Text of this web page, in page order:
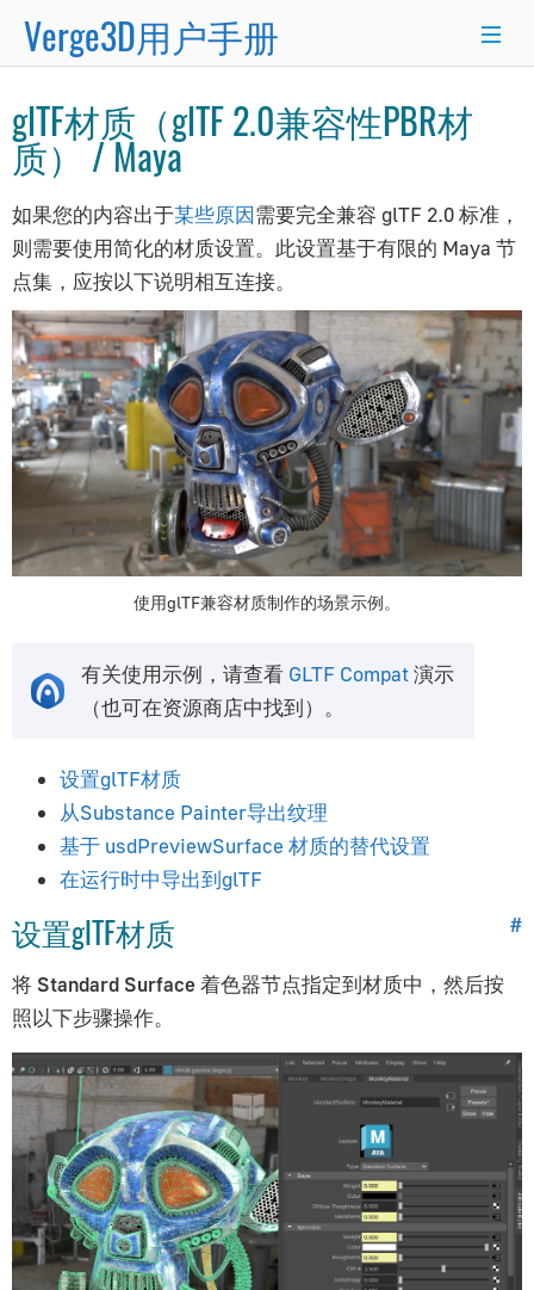
Verge3D用户手册
Blender 3ds Max Maya
入门指南
新手入门
工作流程
应用管理器
拼图编辑器
功能特性
项目结构
版本更新
常见问题
通用专题
资产压缩
纹理压缩
文本渲染
AR/VR开发
物理系统指南
个性化Verge3D应用
使用JavaScript
创建桌面应用
创建移动应用
创建一个基于SCORM的电子学习应用
性能瓶颈
硬件相关问题
移动端测试
Verge3D生命周期
Blender艺术家指南
glTF材质（glTF 2.0兼容性PBR材
质） / Maya
如果您的内容出于某些原因需要完全兼容 glTF 2.0 标准，
则需要使用简化的材质设置。此设置基于有限的 Maya 节
点集，应按以下说明相互连接。
使用glTF兼容材质制作的场景示例。
有关使用示例，请查看 GLTF Compat演示
（也可在资源商店中找到）。
设置glTF材质
从Substance Painter导出纹理
基于 usdPreviewSurface 材质的替代设置
在运行时中导出到glTF
#
设置glTF材质
将 Standard Surface 着色器节点指定到材质中，然后按
照以下步骤操作。